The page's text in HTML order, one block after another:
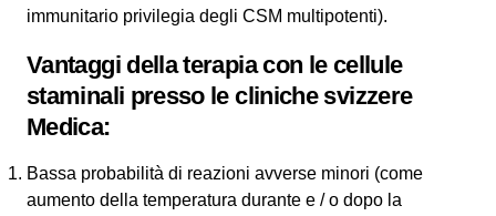
immunitario privilegia degli CSM multipotenti).
Vantaggi della terapia con le cellule
staminali presso le cliniche svizzere
Medica:
Bassa probabilità di reazioni avverse minori (come
aumento della temperatura durante e / o dopo la